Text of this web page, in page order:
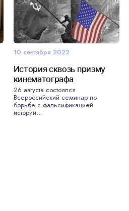
10 сентября 2022
История сквозь призму
кинематографа
26 августа состоялся
Всероссийский семинар по
борьбе с фальсификацией
истории...